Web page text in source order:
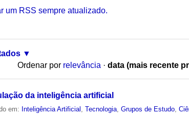
um RSS sempre atualizado.
Ordenar por relevância · data (mais recente
da inteligência artificial
em: Inteligência Artificial ,Tecnologia ,Grupos de Estudo ,